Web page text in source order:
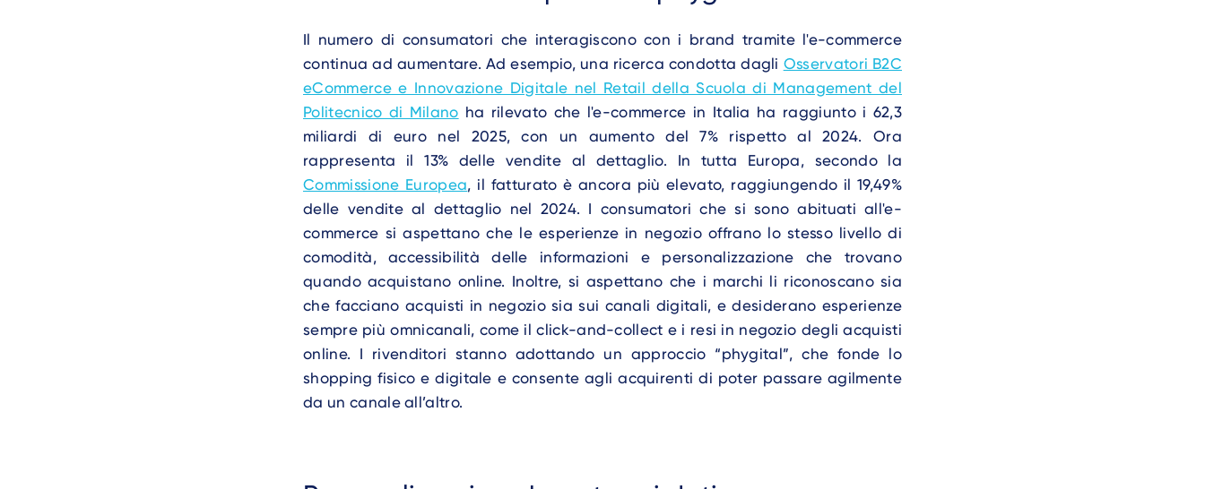
Il numero di consumatori che interagiscono con i brand tramite l'e-commerce
continua ad aumentare. Ad esempio, una ricerca condotta dagli Osservatori B2C
eCommerce e Innovazione Digitale nel Retail della Scuola di Management del
Politecnico di Milano ha rilevato che l'e-commerce in Italia ha raggiunto i 62,3
miliardi di euro nel 2025, con un aumento del 7% rispetto al 2024. Ora
rappresenta il 13% delle vendite al dettaglio. In tutta Europa, secondo la
Commissione Europea, il fatturato è ancora più elevato, raggiungendo il 19,49%
delle vendite al dettaglio nel 2024. I consumatori che si sono abituati all'e-
commerce si aspettano che le esperienze in negozio offrano lo stesso livello di
comodità, accessibilità delle informazioni e personalizzazione che trovano
quando acquistano online. Inoltre, si aspettano che i marchi li riconoscano sia
che facciano acquisti in negozio sia sui canali digitali, e desiderano esperienze
sempre più omnicanali, come il click-and-collect e i resi in negozio degli acquisti
online. I rivenditori stanno adottando un approccio “phygital”, che fonde lo
shopping fisico e digitale e consente agli acquirenti di poter passare agilmente
da un canale all’altro.